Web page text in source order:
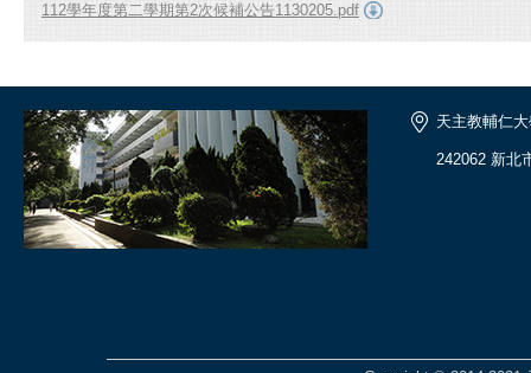
112學年度第二學期第2次候補公告1130205.pdf
天主教輔仁
242062 新北